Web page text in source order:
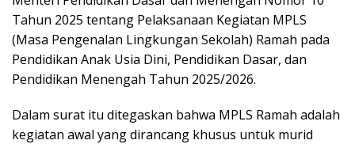
Tahun 2025 tentang Pelaksanaan Kegiatan MPLS
(Masa Pengenalan Lingkungan Sekolah) Ramah pada
Pendidikan Anak Usia Dini, Pendidikan Dasar, dan
Pendidikan Menengah Tahun 2025/2026.
Dalam surat itu ditegaskan bahwa MPLS Ramah adalah
kegiatan awal yang dirancang khusus untuk murid